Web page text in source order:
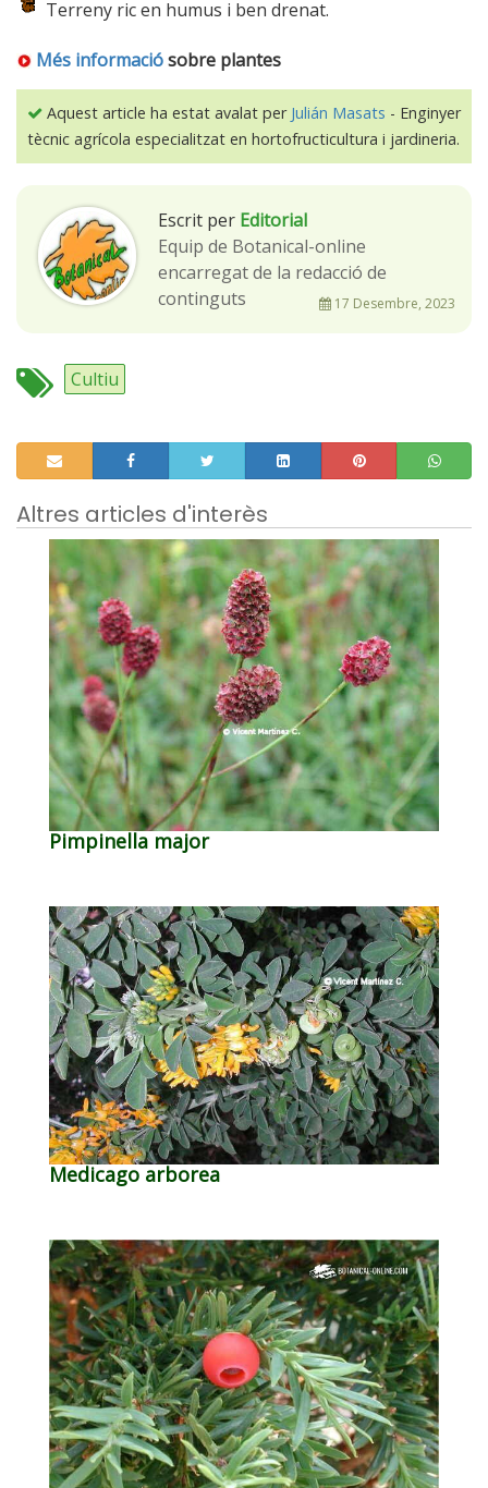
Terreny ric en humus i ben drenat.
Més informaciósobre plantes
Aquest article ha estat avalat per Julián Masats - Enginyer
tècnic agrícola especialitzat en hortofructicultura i jardineria.
Escrit per Editorial
Equip de Botanical-online
encarregat de la redacció de
continguts
17 Desembre, 2023
Cultiu
Altres articles d'interès
Pimpinella major
Medicago arborea